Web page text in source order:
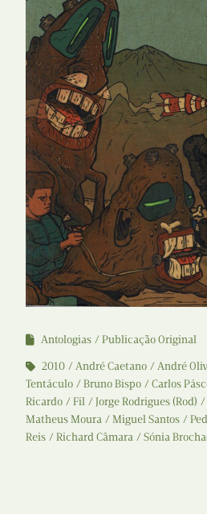
Antologias
Publicação Original
2010
André Caetano André
Tentáculo
Bruno Bispo Carlos
Ricardo
Fil Jorge Rodrigues (Rod)
Matheus Moura
Miguel Santos
Reis
Richard Câmara Sónia